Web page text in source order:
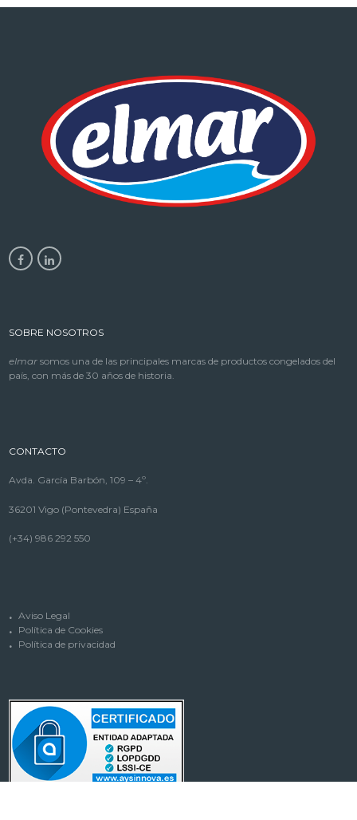
SOBRE NOSOTROS
elmar somos una de las principales marcas de productos congelados del
país, con más de 30 años de historia.
CONTACTO
Avda. García Barbón, 109 – 4º.
36201 Vigo (Pontevedra) España
(+34) 986 292 550
Aviso Legal
Política de Cookies
Política de privacidad